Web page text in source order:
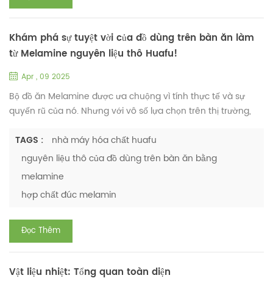
Khám phá sự tuyệt vời của đồ dùng trên bàn ăn làm
từ Melamine nguyên liệu thô Huafu!
Apr , 09 2025
Bộ đồ ăn Melamine được ưa chuộng vì tính thực tế và sự
quyến rũ của nó. Nhưng với vô số lựa chọn trên thị trường,
máy Hóa chất Huafu, Đồ dùng trên bàn ăn bằng melamine
nguyên liệu Huafu đã được thử nghiệm toàn diện và kết quả
thật đáng kinh ngạc! Kiểm tra nghiêm ngặt, kết quả ấn tượng
1. Hiệu suất vật lý và cơ học Đã được thử nghiệm theo tiêu ...
TAGS :
nhà máy hóa chất huafu
nguyên liệu thô của đồ dùng trên bàn ăn bằng
melamine
hợp chất đúc melamin
Đọc Thêm
Vật liệu nhiệt: Tổng quan toàn diện